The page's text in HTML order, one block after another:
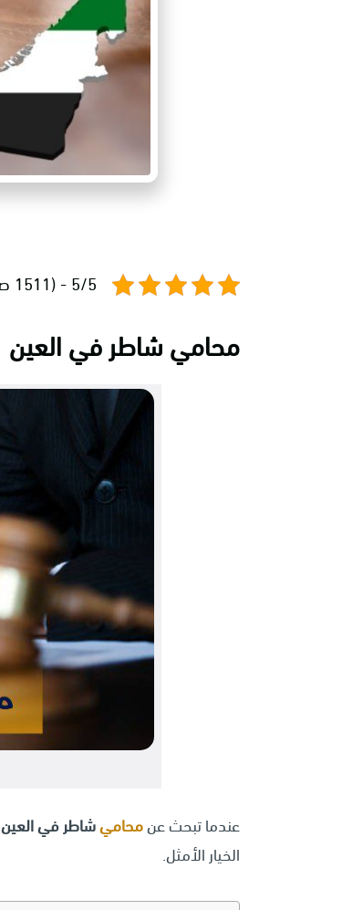
5/5 - (1511 صوت)
محامي شاطر في العين
عندما تبحث عنمحاميشاطر في العين
الخيار الأمثل.